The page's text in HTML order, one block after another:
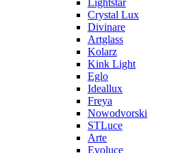
Lightstar
Crystal Lux
Divinare
Artglass
Kolarz
Kink Light
Eglo
Ideallux
Freya
Nowodvorski
STLuce
Arte
Evoluce